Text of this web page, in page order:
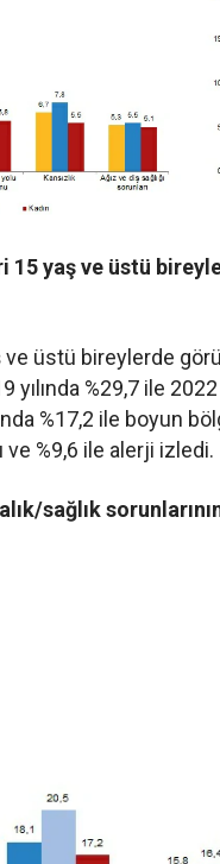
yaş ve üstü
ve üstü bireylerde
%29,7 ile 2022
%17,2 ile boyun
ve %9,6 ile alerji izledi.
sağlık